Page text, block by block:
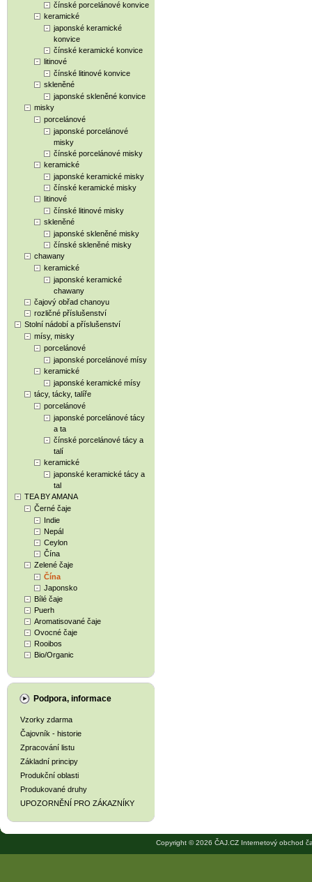
čínské porcelánové konvice
keramické
japonské keramické
konvice
čínské keramické konvice
litinové
čínské litinové konvice
skleněné
japonské skleněné konvice
misky
porcelánové
japonské porcelánové
misky
čínské porcelánové misky
keramické
japonské keramické misky
čínské keramické misky
litinové
čínské litinové misky
skleněné
japonské skleněné misky
čínské skleněné misky
chawany
keramické
japonské keramické
chawany
čajový obřad chanoyu
rozličné příslušenství
Stolní nádobí a příslušenství
mísy, misky
porcelánové
japonské porcelánové mísy
keramické
japonské keramické mísy
tácy, tácky, talíře
porcelánové
japonské porcelánové tácy
a ta
čínské porcelánové tácy a
talí
keramické
japonské keramické tácy a
tal
TEA BY AMANA
Černé čaje
Indie
Nepál
Ceylon
Čína
Zelené čaje
Čína
Japonsko
Bílé čaje
Puerh
Aromatisované čaje
Ovocné čaje
Rooibos
Bio/Organic
Podpora, informace
Vzorky zdarma
Čajovník - historie
Zpracování listu
Základní principy
Produkční oblasti
Produkované druhy
UPOZORNĚNÍ PRO ZÁKAZNÍKY
Copyright © 2026 ČAJ.CZ Internetový obchod